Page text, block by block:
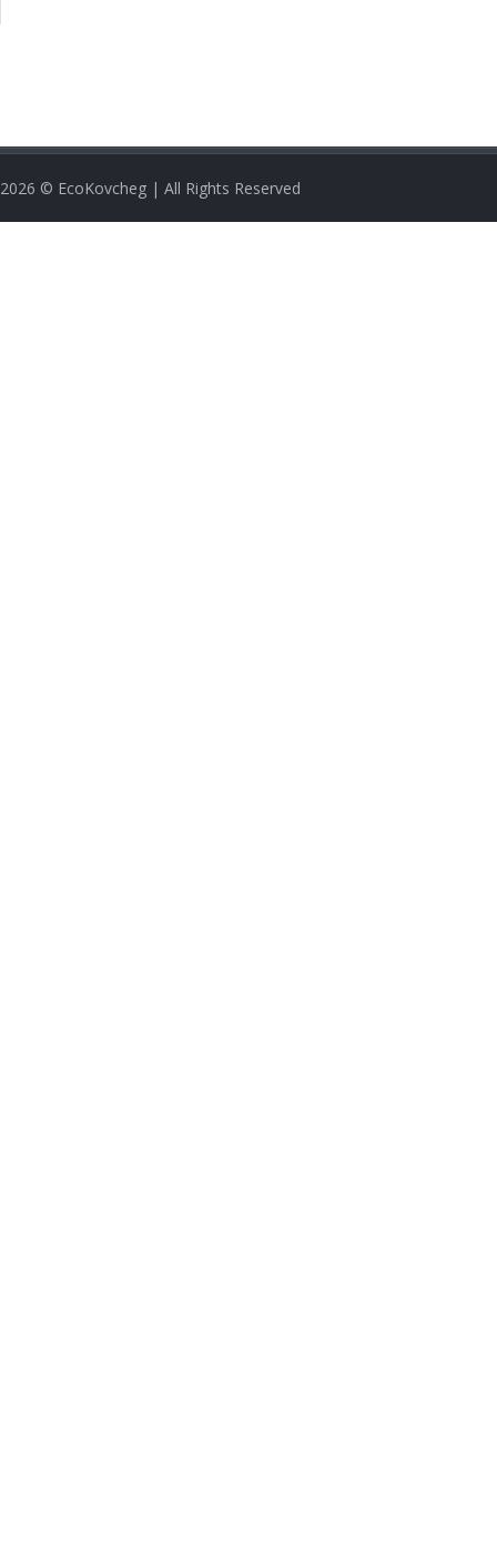
2026 © EcoKovcheg | All Rights Reserved